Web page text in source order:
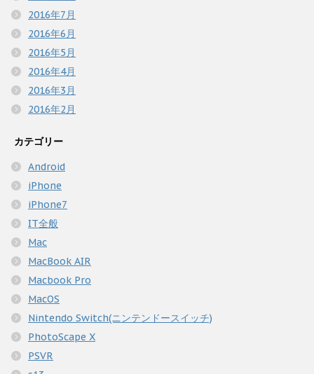
2016年7月
2016年6月
2016年5月
2016年4月
2016年3月
2016年2月
カテゴリー
Android
iPhone
iPhone7
IT全般
Mac
MacBook AIR
Macbook Pro
MacOS
Nintendo Switch(ニンテンドースイッチ)
PhotoScape X
PSVR